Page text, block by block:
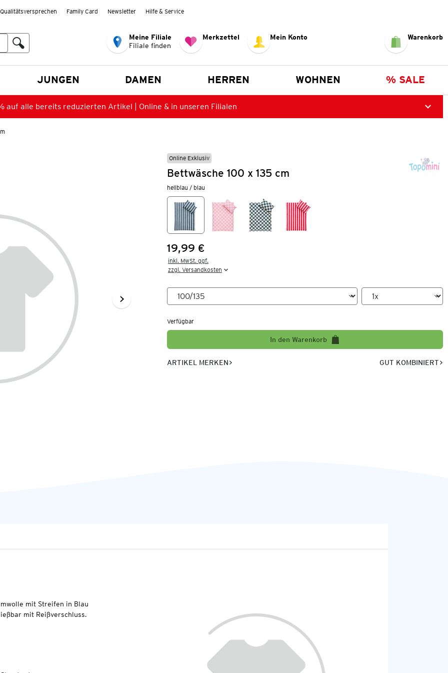
Qualitätsversprechen Family Card Newsletter Hilfe & Service
Meine Filiale
Filiale finden
Merkzettel Mein Konto Warenkorb
JUNGEN DAMEN HERREN WOHNEN % SALE
auf alle bereits reduzierten Artikel | Online & in unseren Filialen
Online Exklusiv
Bettwäsche 100 x 135 cm
hellblau / blau
Preis:
19,99 €
inkl. MwSt. ggf.
zzgl. Versandkosten
Verfügbar
In den Warenkorb
ARTIKEL MERKEN GUT KOMBINIERT
mit Streifen in Blau
mit Reißverschluss.